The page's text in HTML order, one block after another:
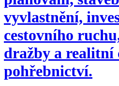
vyvlastnění,
cestovního
dražby a realitní
pohřebnictví.